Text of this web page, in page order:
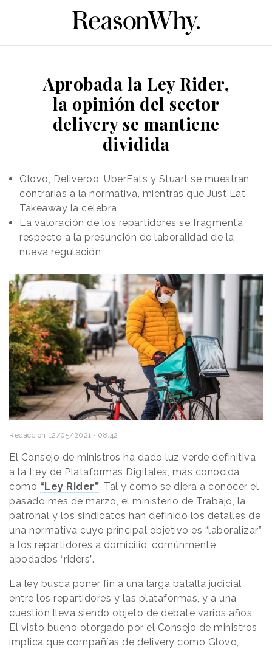
Aprobada la Ley Rider,
la opinión del sector
delivery se mantiene
dividida
Glovo, Deliveroo, UberEats y Stuart se muestran
contrarias a la normativa, mientras que Just Eat
Takeaway la celebra
La valoración de los repartidores se fragmenta
respecto a la presunción de laboralidad de la
nueva regulación
Redacción 12/05/2021 · 08:42
El Consejo de ministros ha dado luz verde definitiva
a la Ley de Plataformas Digitales, más conocida
como “Ley Rider”. Tal y como se diera a conocer el
pasado mes de marzo, el ministerio de Trabajo, la
patronal y los sindicatos han definido los detalles de
una normativa cuyo principal objetivo es “laboralizar”
a los repartidores a domicilio, comúnmente
apodados “riders”.
La ley busca poner fin a una larga batalla judicial
entre los repartidores y las plataformas, y a una
cuestión lleva siendo objeto de debate varios años.
El visto bueno otorgado por el Consejo de ministros
implica que compañías de delivery como Glovo,